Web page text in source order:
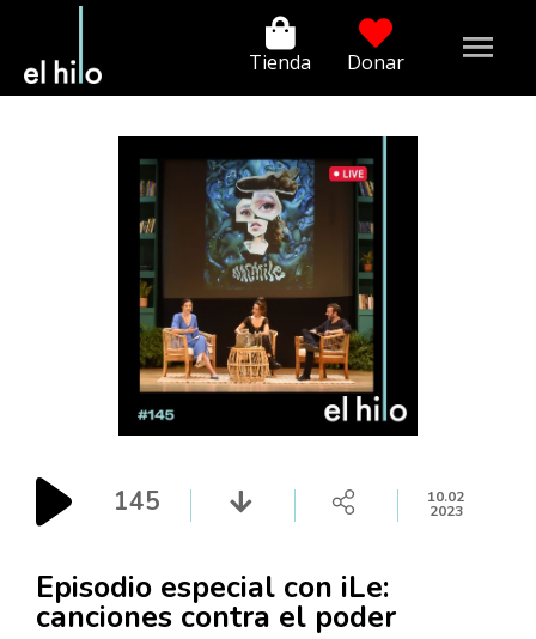
Tienda Donar
Episodio especial con iLe:
canciones contra el poder
145 10.02
2023